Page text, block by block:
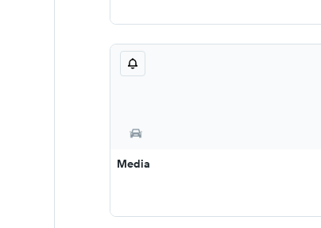
Media